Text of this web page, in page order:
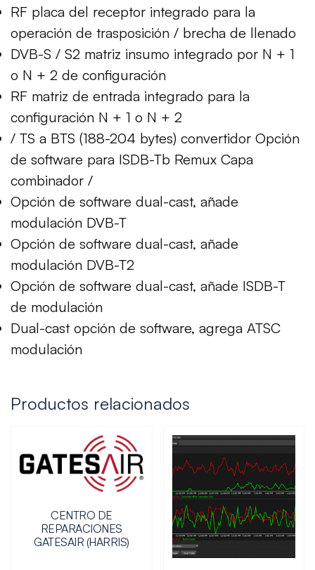
RF placa del receptor integrado para la
operación de trasposición / brecha de llenado
DVB-S / S2 matriz insumo integrado por N + 1
o N + 2 de configuración
RF matriz de entrada integrado para la
configuración N + 1 o N + 2
/ TS a BTS (188-204 bytes) convertidor Opción
de software para ISDB-Tb Remux Capa
combinador /
Opción de software dual-cast, añade
modulación DVB-T
Opción de software dual-cast, añade
modulación DVB-T2
Opción de software dual-cast, añade ISDB-T
de modulación
Dual-cast opción de software, agrega ATSC
modulación
Productos relacionados
CENTRO DE
REPARACIONES
GATESAIR (HARRIS)